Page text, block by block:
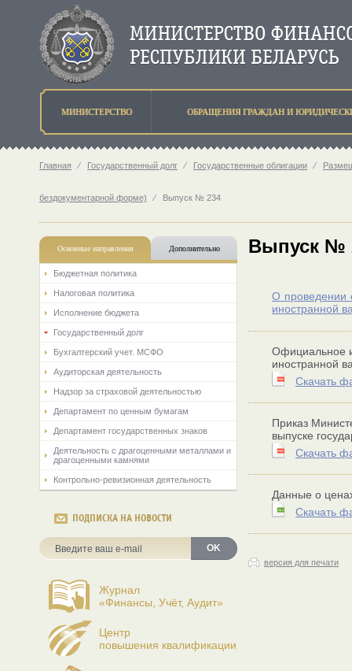
МИНИСТЕРСТВО ОБРАЩЕНИЯ ГРАЖДАН И
Главная ⁄ Государственный долг ⁄ Государственные облигации ⁄
бездокументарной форме) ⁄ Выпуск № 234
Основные направления Дополнительно
Бюджетная политика
Налоговая политика
Исполнение бюджета
Государственный долг
Бухгалтерский учет. МСФО
Аудиторская деятельность
Надзор за страховой деятельностью
Департамент по ценным бумагам
Департамент государственных знаков
Деятельность с драгоценными металлами и
драгоценными камнями
Контрольно-ревизионная деятельность
ПОДПИСКА НА НОВОСТИ
OK
Журнал
«Финансы, Учёт, Аудит»
Центр
повышения квалификации
Выпуск №
О проведении
иностранной
Официальное
иностранной
Скачать
Приказ
выпуске
Скачать
Данные о
Скачать
версия для печати